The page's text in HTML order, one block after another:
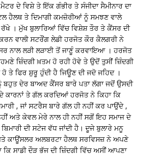
ਦੇ ਵਿਸ਼ੇ ਤੇ ਇੱਕ ਗੰਭੀਰ ਤੇ ਸੰਜੀਦਾ ਸੈਮੀਨਾਰ ਦਾ
ਹੈਲਥ ਤੇ ਦਿਮਾਗੀ ਕਮਜ਼ੋਰੀਆਂ ਨੂੰ ਸਮਝਣ ਵਾਲੇ
। ਮੁੱਖ ਬੁਲਾਰਿਆਂ ਵਿੱਚ ਵਿਸ਼ੇਸ਼ ਤੌਰ ਤੇ ਕੈਂਸਰ ਦੀ
ਵਾਲੀ ਸਟਰੌਂਗ ਲੇਡੀ ਹਰਜੋਤ ਕੌਰ ਕੈਲਗਰੀ ਨੇ
ਨਾਲ ਲੜੀ ਲੜਾਈ ਤੋਂ ਜਾਣੂੰ ਕਰਵਾਇਆ । ਹਰਜੋਤ
ਜ਼ਿੰਦਗੀ ਖ਼ਤਮ ਹੋ ਰਹੀ ਹੋਵੇ ਤੇ ਉਦੋਂ ਤੁਸੀਂ ਜ਼ਿੰਦਗੀ
ਤੇ ਫਿਰ ਸ਼ੁਰੂ ਹੁੰਦੀ ਹੈ ਜਿਊਣ ਦੀ ਜਦੋ ਜਹਿਦ ।
ਦੇਰ ਬਾਅਦ ਕੈਂਸਰ ਬਾਰੇ ਪਤਾ ਲੱਗਾ ਜਦੋਂ ਉਸਦੀ
ਤੇ ਗੱਲ ਕਰਦਿਆਂ ਹਰਜੋਤ ਨੇ ਕਿਹਾ ਕਿ
, ਜਾਂ ਸਟਰੈਸ ਬਾਰੇ ਗੱਲ ਹੀ ਨਹੀਂ ਕਰ ਪਾਉਂਦੇ ,
ਅਤੇ ਕੇਵਲ ਮੇਰੇ ਨਾਲ ਹੀ ਨਹੀਂ ਸਗੋਂ ਇਹ ਸਮਾਜ ਦੇ
ਦੀ ਸਟੇਜ ਵੱਧ ਜਾਂਦੀ ਹੈ। ਦੂਜੇ ਬੁਲਾਰੇ ਮਨੂ
ਕਾਊਂਸਲਰ ਅਲਬਰਟਾ ਹੈਲਥ ਸਰਵਿਸਜ਼ ਨੇ ਅਪਣੇ
ਸਾਡੀ ਦੌੜ ਭੱਜ ਦੀ ਜ਼ਿੰਦਗੀ ਵਿੱਚ ਅਸੀਂ ਆਪਣਾ